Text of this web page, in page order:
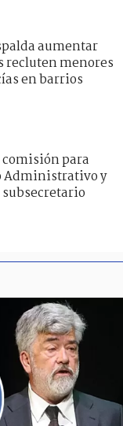
aumentar
recluten menores
en barrios
para
Administrativo y